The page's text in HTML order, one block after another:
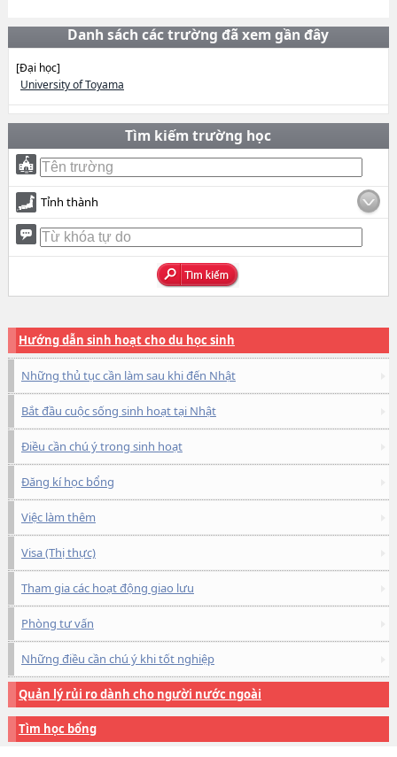
Danh sách các trường đã xem gần đây
[Đại học]
University of Toyama
Tìm kiếm trường học
Tỉnh thành
Hướng dẫn sinh hoạt cho du học sinh
Những thủ tục cần làm sau khi đến Nhật
Bắt đầu cuộc sống sinh hoạt tại Nhật
Điều cần chú ý trong sinh hoạt
Đăng kí học bổng
Việc làm thêm
Visa (Thị thực)
Tham gia các hoạt động giao lưu
Phòng tư vấn
Những điều cần chú ý khi tốt nghiệp
Quản lý rủi ro dành cho người nước ngoài
Tìm học bổng